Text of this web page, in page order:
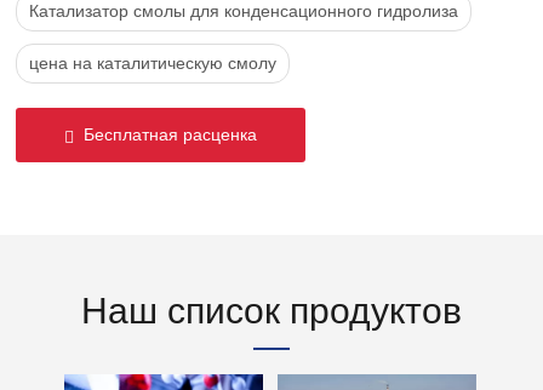
Катализатор смолы для конденсационного гидролиза
цена на каталитическую смолу
Бесплатная расценка
Наш список продуктов